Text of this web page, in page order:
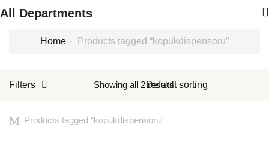
All Departments
Home Products tagged “kopukdispensoru”
Filters Showing all 2 results
Products tagged “kopukdispensoru”